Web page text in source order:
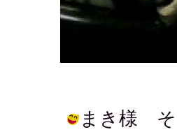
まき様 そ